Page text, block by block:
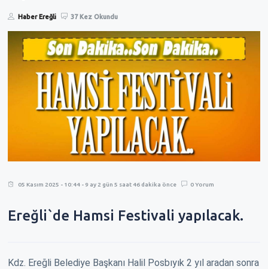
Haber Ereğli 37 Kez Okundu
05 Kasım 2025 - 10:44 - 9 ay 2 gün 5 saat 46 dakika önce 0 Yorum
Ereğli`de Hamsi Festivali yapılacak.
Kdz. Ereğli Belediye Başkanı Halil Posbıyık 2 yıl aradan sonra